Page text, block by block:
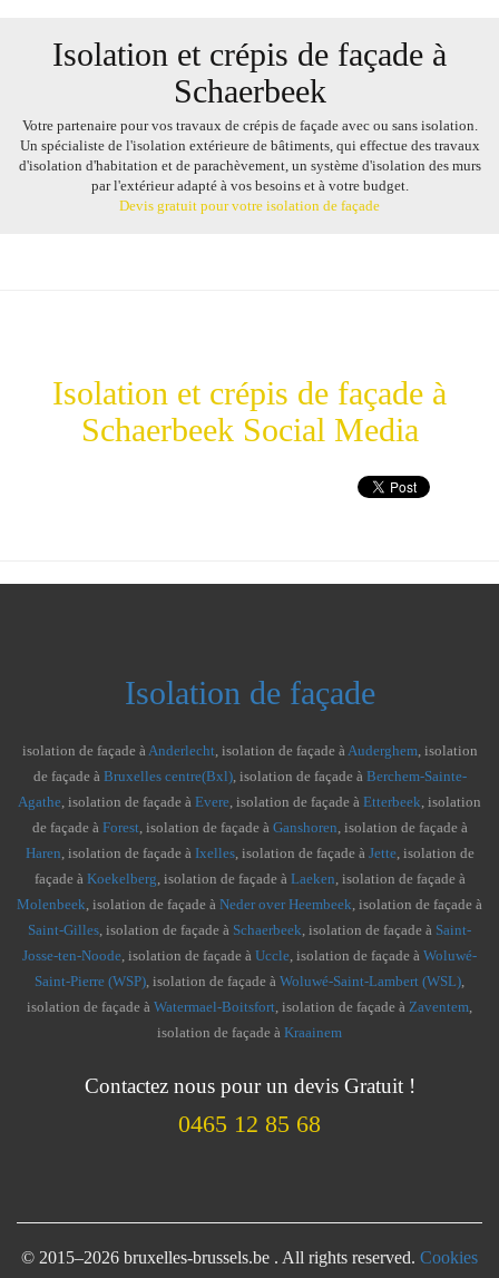
Isolation et crépis de façade à
Schaerbeek
Votre partenaire pour vos travauxde crépis de façade avec ou sans isolation.
Un spécialistede l'isolation extérieurede bâtiments, qui effectue des travaux
d'isolation d'habitation et de parachèvement, un système d'isolation des murs
par l'extérieuradapté à vos besoins et à votre budget.
Devis gratuit pour votre isolation de façade
Isolation et crépis de façade à
Schaerbeek Social Media
Isolation de façade
isolation de façade àAnderlecht, isolation de façade àAuderghem, isolation
de façade à Bruxelles centre(Bxl), isolation de façade à Berchem-Sainte-
Agathe, isolation de façade à Evere, isolation de façade à Etterbeek, isolation
de façade à Forest, isolation de façade à Ganshoren, isolation de façade à
Haren, isolation de façade à Ixelles, isolation de façade à Jette, isolation de
façade à Koekelberg, isolation de façade à Laeken, isolation de façade à
Molenbeek, isolation de façade à Neder over Heembeek, isolation de façade à
Saint-Gilles, isolation de façade à Schaerbeek, isolation de façade à Saint-
Josse-ten-Noode, isolation de façade à Uccle, isolation de façade à Woluwé-
Saint-Pierre (WSP), isolation de façade à Woluwé-Saint-Lambert (WSL),
isolation de façade à Watermael-Boitsfort, isolation de façade à Zaventem,
isolation de façade à Kraainem
Contactez nous pour un devis Gratuit !
0465 12 85 68
© 2015–2026 bruxelles-brussels.be . All rights reserved. Cookies